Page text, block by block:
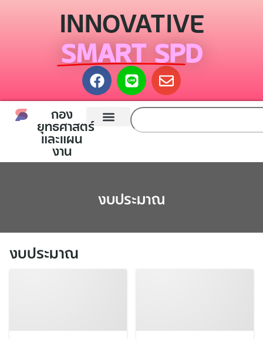
INNOVATIVE
SMART SPD
กอง
ยุทธศาสตร์
และแผน
งาน
งบประมาณ
งบประมาณ